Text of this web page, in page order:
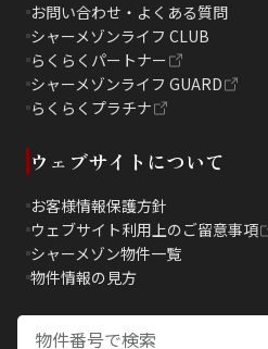
お問い合わせ・よくある質問
シャーメゾンライフ CLUB
らくらくパートナー
シャーメゾンライフ GUARD
らくらくプラチナ
ウェブサイトについて
お客様情報保護方針
ウェブサイト利用上のご留意事項
シャーメゾン物件一覧
物件情報の見方